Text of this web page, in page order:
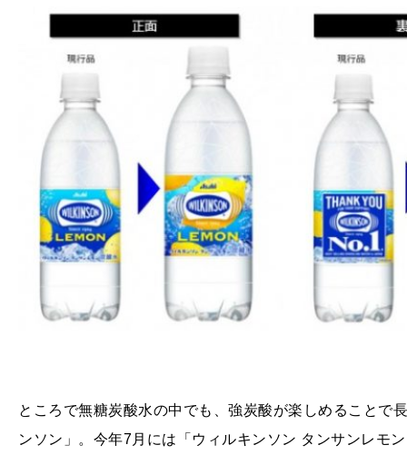
ところで無糖炭酸水の中でも、強炭酸が楽しめることで
ンソン」。今年7月には「ウィルキンソン タンサンレモ